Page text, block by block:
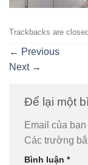
Trackbacks are
← Previous
Next →
Để lại một
Email của
Các trường
Bình luận *